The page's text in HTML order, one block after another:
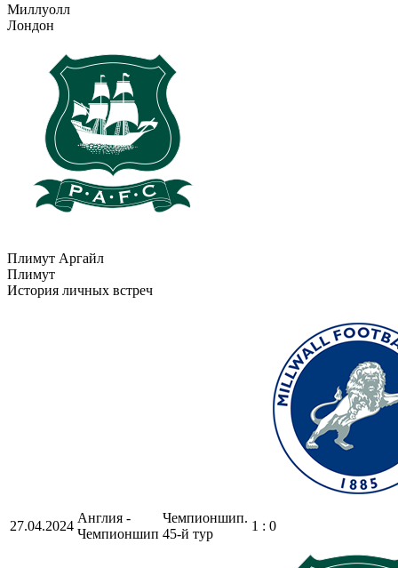
Миллуолл
Лондон
Плимут Аргайл
Плимут
История личных встреч
27.04.2024
Англия -
Чемпионшип
Чемпионшип.
45-й тур
1 : 0